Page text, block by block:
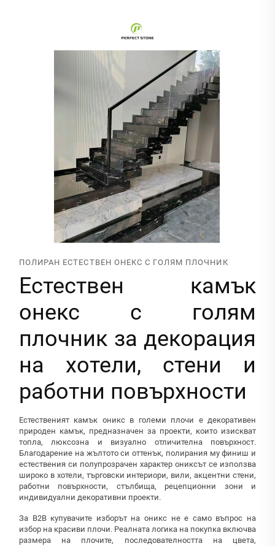
ПОЛИРАН ЕСТЕСТВЕН ОНЕКС С ГОЛЯМ ПЛОЧНИК
Естествен камък
онекс с голям
плочник за декорация
на хотели, стени и
работни повърхности
Естественият камък оникс в големи плочи е декоративен
природен камък, предназначен за проекти, които изискват
топла, люксозна и визуално отличителна повърхност.
Благодарение на жълтото си оттенък, полирания му финиш и
естествения си полупрозрачен характер ониксът се използва
широко в хотели, търговски интериори, вили, акцентни стени,
работни повърхности, стълбища, рецепционни зони и
индивидуални декоративни проекти.
За B2B купувачите изборът на оникс не е само въпрос на
избор на красиви плочи. Реалната логика на покупка включва
размера на плочите, последователността на цвета,